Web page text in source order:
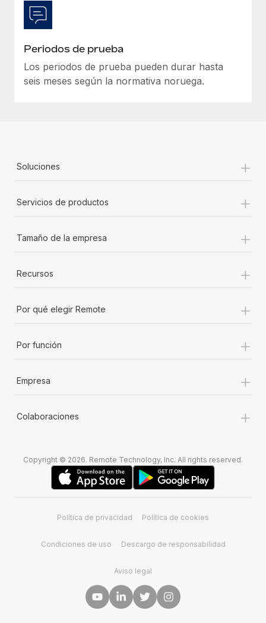
Periodos de prueba
Los periodos de prueba pueden durar hasta
seis meses según la normativa noruega.
Soluciones +
Servicios de productos +
Tamaño de la empresa +
Recursos +
Por qué elegir Remote +
Por función +
Empresa +
Colaboraciones +
Copyright © 2026. Remote Technology, Inc. All rights reserved.
Política de privacidad Política de cookies
Condiciones de uso Descargo de responsabilidad
Aviso legal